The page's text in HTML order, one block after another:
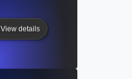
View details